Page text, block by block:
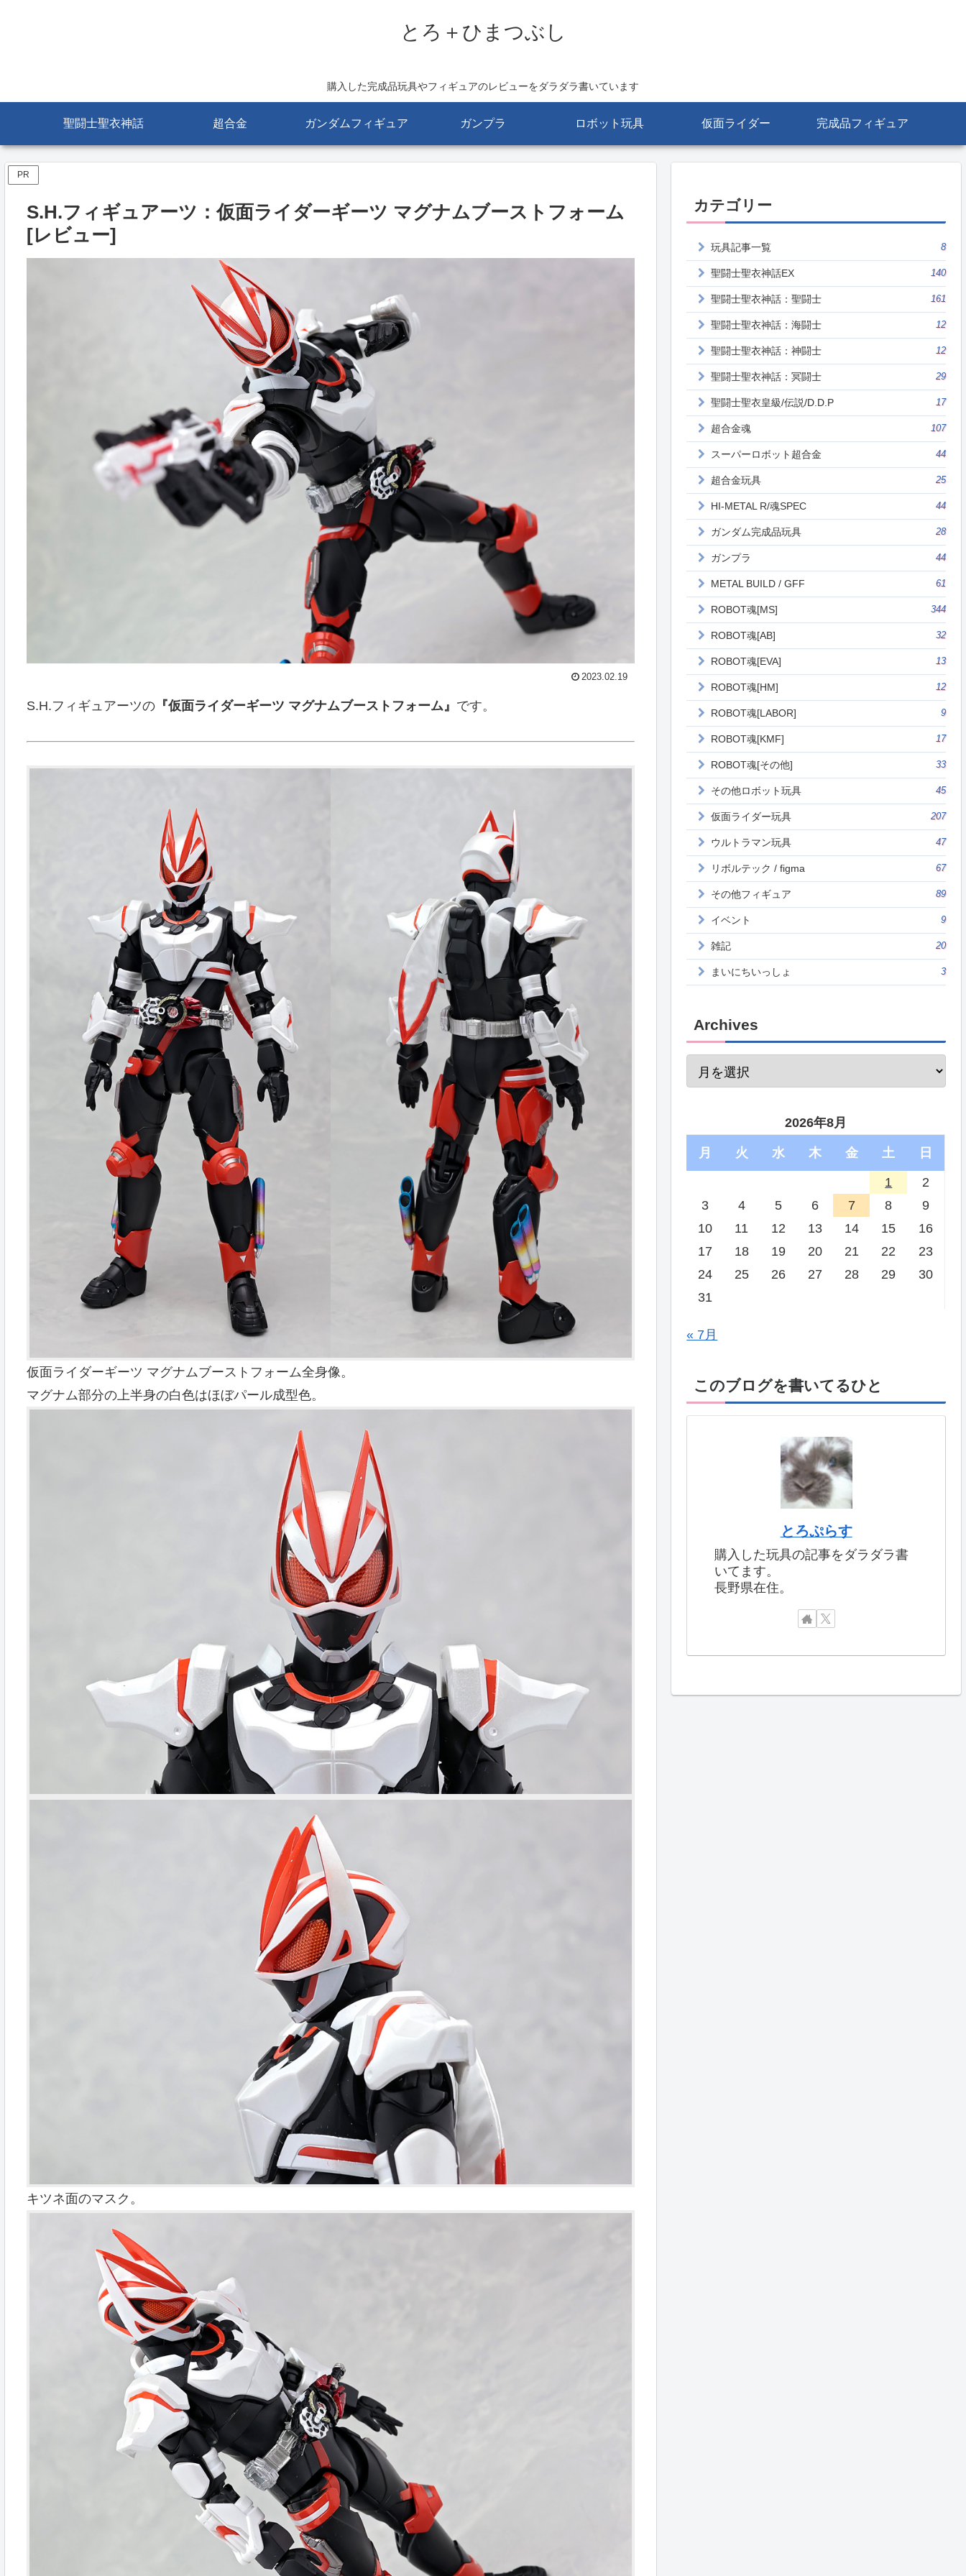
とろ＋ひまつぶし
購入した完成品玩具やフィギュアのレビューをダラダラ書いています
聖闘士聖衣神話 超合金 ガンダムフィギュア ガンプラ ロボット玩具 仮面ライダー 完成品フィギュア
PR
S.H.フィギュアーツ：仮面ライダーギーツ マグナムブーストフォーム
[レビュー]
2023.02.19
S.H.フィギュアーツの『仮面ライダーギーツ マグナムブーストフォーム』 です。
仮面ライダーギーツ マグナムブーストフォーム全身像。
マグナム部分の上半身の白色はほぼパール成型色。
キツネ面のマスク。
カテゴリー
玩具記事一覧 8
聖闘士聖衣神話EX 140
聖闘士聖衣神話：聖闘士 161
聖闘士聖衣神話：海闘士 12
聖闘士聖衣神話：神闘士 12
聖闘士聖衣神話：冥闘士 29
聖闘士聖衣皇級/伝説/D.D.P 17
超合金魂 107
スーパーロボット超合金 44
超合金玩具 25
HI-METAL R/魂SPEC 44
ガンダム完成品玩具 28
ガンプラ 44
METAL BUILD / GFF 61
ROBOT魂[MS] 344
ROBOT魂[AB] 32
ROBOT魂[EVA] 13
ROBOT魂[HM] 12
ROBOT魂[LABOR] 9
ROBOT魂[KMF] 17
ROBOT魂[その他] 33
その他ロボット玩具 45
仮面ライダー玩具 207
ウルトラマン玩具 47
リボルテック / figma 67
その他フィギュア 89
イベント 9
雑記 20
まいにちいっしょ 3
Archives
2026年8月
月 火 水 木 金 土 日
1
2
3
4 5 6 7 8
9
10
11 12 13 14 15
16
17
18 19 20 21 22
23
24
25 26 27 28 29
30
31
« 7月
このブログを書いてるひと
とろぷらす
購入した玩具の記事をダラダラ書
いてます。
長野県在住。